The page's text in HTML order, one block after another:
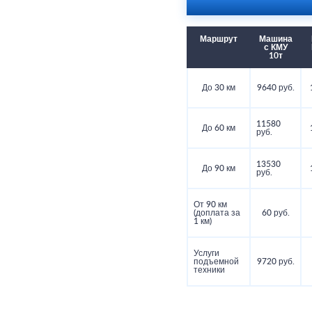
Маршрут
Машина
с КМУ
10т
До 30 км 9640 руб.
До 60 км
11580
руб.
До 90 км
13530
руб.
От 90 км
(доплата за
1 км)
60 руб.
Услуги
подъемной
техники
9720 руб.